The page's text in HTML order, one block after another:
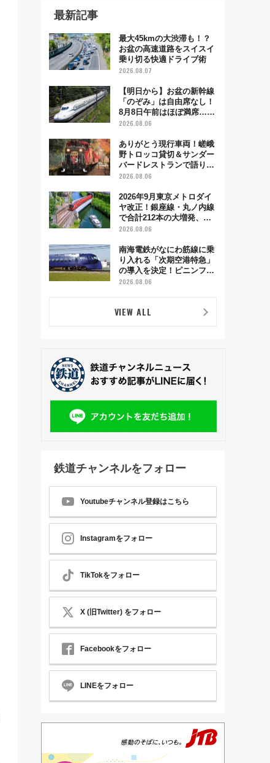
最新記事
最大45kmの大渋滞も！？
お盆の高速道路をスイスイ
乗り切る快適ドライブ術
2026.08.07
【明日から】お盆の新幹線
「のぞみ」は自由席なし！
8月8日午前はほぼ満席…で
も数時間ズラせば空きが見
「空席」探しのコツ
2026.08.06
ありがとう現行車両！嵯峨
野トロッコ貸切＆サンダー
バードレストランで語り合
う秋の京都 斉藤雪乃＆福
日「京都の鉄道満喫ツア
ー」開催
2026.08.06
2026年9月東京メトロダイ
ヤ改正！銀座線・丸ノ内線
で合計212本の大増発、混
雑緩和に期待
2026.08.06
南海電鉄がなにわ筋線に乗
り入れる「次期空港特急」
の導入を決定！ピニンファ
リーナによる日本初の鉄道
2026.08.06
VIEW ALL
鉄道チャンネルをフォロー
Youtubeチャンネル登録はこちら
Instagramをフォロー
TikTokをフォロー
X (旧Twitter) をフォロー
Facebookをフォロー
LINEをフォロー